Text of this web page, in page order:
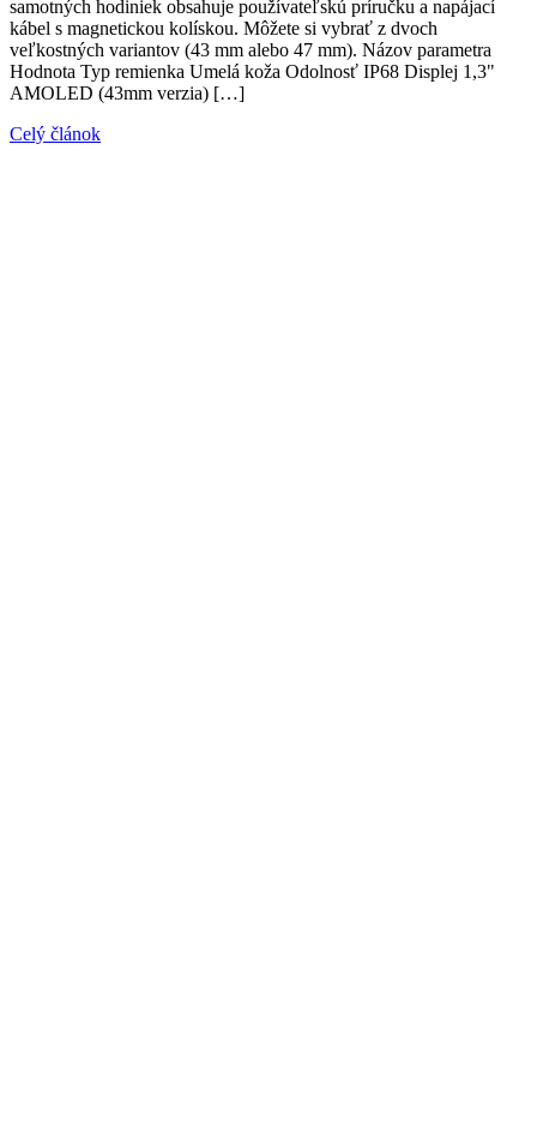
samotných hodiniek obsahuje používateľskú príručku a napájací
kábel s magnetickou kolískou. Môžete si vybrať z dvoch
veľkostných variantov (43 mm alebo 47 mm). Názov parametra
Hodnota Typ remienka Umelá koža Odolnosť IP68 Displej 1,3"
AMOLED (43mm verzia) […]
Celý článok